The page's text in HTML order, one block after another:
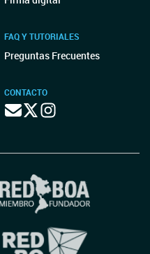
FAQ Y TUTORIALES
Preguntas Frecuentes
CONTACTO